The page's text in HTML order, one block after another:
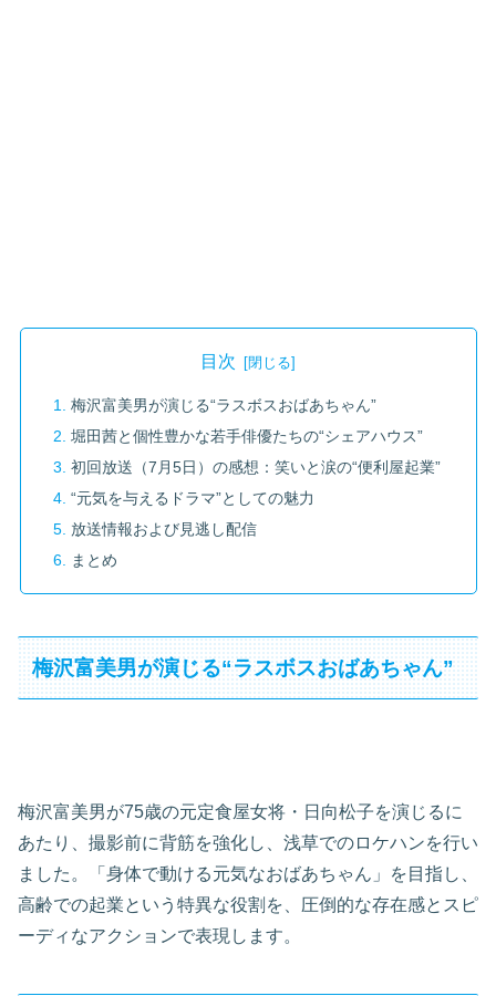
目次
梅沢富美男が演じる“ラスボスおばあちゃん”
堀田茜と個性豊かな若手俳優たちの“シェアハウス”
初回放送（7月5日）の感想：笑いと涙の“便利屋起業”
“元気を与えるドラマ”としての魅力
放送情報および見逃し配信
まとめ
梅沢富美男が演じる“ラスボスおばあちゃん”
梅沢富美男が75歳の元定食屋女将・日向松子を演じるに
あたり、撮影前に背筋を強化し、浅草でのロケハンを行い
ました。「身体で動ける元気なおばあちゃん」を目指し、
高齢での起業という特異な役割を、圧倒的な存在感とスピ
ーディなアクションで表現します。